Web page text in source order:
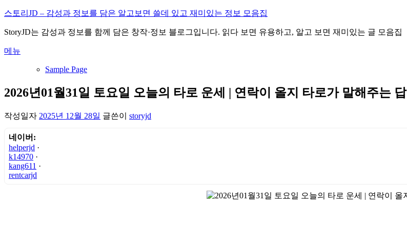
내
으
바
기
스토리JD – 감성과 정보를 담은 알고보면 쓸데 있고 재미있는 정보 모음집
StoryJD는 감성과 정보를 함께 담은 창작·정보 블로그입니다. 읽다 보면 유용하고, 알고 보면 재미있는 글 모음집
메뉴
Sample Page
2026년01월31일 토요일 오늘의 타로 운세 | 연락이 올지 타로가 말해주는 답
작성일자 2025년 12월 28일 글쓴이 storyjd
네이버:
helperjd ·
k14970 ·
kang611 ·
rentcarjd